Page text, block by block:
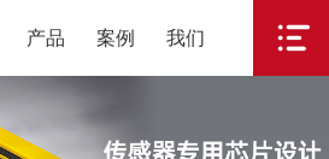
产品 案例 我们